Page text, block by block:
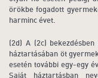
örökbe fogadott
harminc évet.
(2d) A (2c)
háztartásában öt
esetén további egy-egy
Saját háztartásban